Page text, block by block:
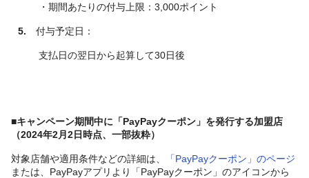
・期間あたりの付与上限：3,000ポイント
5. 付与予定日：
支払日の翌日から起算して30日後
■キャンペーン期間中に「PayPayクーポン」を発行する加盟店
（2024年2月2日時点、一部抜粋）
対象店舗や適用条件などの詳細は、
「PayPayクーポン」のページ
または、PayPayアプリより「PayPayクーポン」のアイコンから